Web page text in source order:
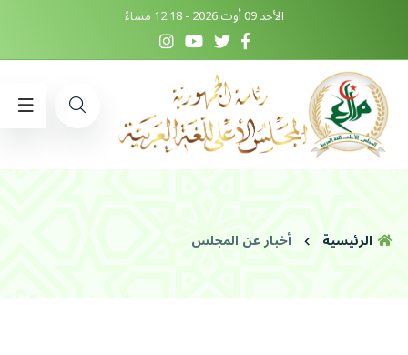
الأحد 09 أوت 2026 - 12:18 مساءً
الرئيسية أخبار عن المجلس